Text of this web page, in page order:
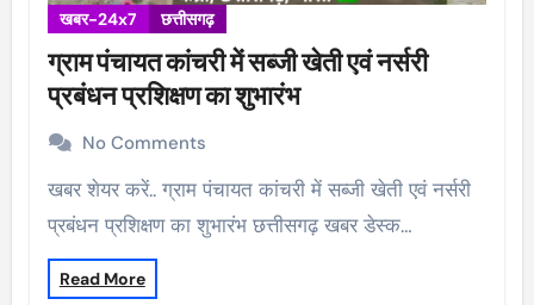
खबर-24x7 छत्तीसगढ़
ग्राम पंचायत कांचरी में सब्जी खेती एवं नर्सरी
प्रबंधन प्रशिक्षण का शुभारंभ
No Comments
खबर शेयर करें.. ग्राम पंचायत कांचरी में सब्जी खेती एवं नर्सरी
प्रबंधन प्रशिक्षण का शुभारंभ छत्तीसगढ़ खबर डेस्क…
Read More